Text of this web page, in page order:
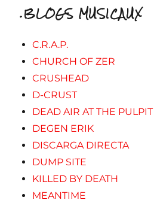
.BLOGS MUSICAUX
C.R.A.P.
CHURCH OF ZER
CRUSHEAD
D-CRUST
DEAD AIR AT THE PULPIT
DEGEN ERIK
DISCARGA DIRECTA
DUMP SITE
KILLED BY DEATH
MEANTIME